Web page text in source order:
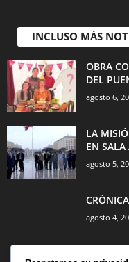
INCLUSO MÁS
OBRA
DEL
agosto 6,
LA
EN SALA
agosto 5,
agosto 4,